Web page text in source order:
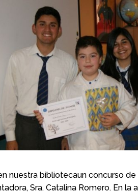
nuestra bibliotecaun concurso
Sra. Catalina Romero. En